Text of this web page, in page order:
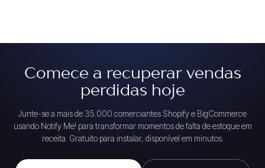
Comece a recuperar vendas
perdidas hoje
Junte-se a mais de 35.000 comerciantes Shopify e BigCommerce
usando Notify Me! para transformar momentos de falta de estoque em
receita. Gratuito para instalar, disponível em minutos.